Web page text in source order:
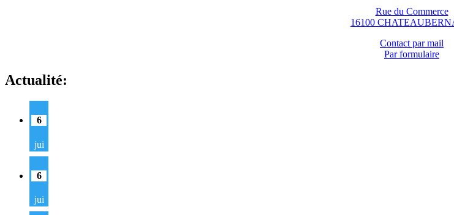
Rue du Commerce
16100
Contact par mail
Par formulaire
Actualité:
6
jui
6
jui